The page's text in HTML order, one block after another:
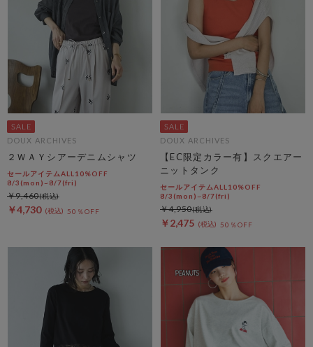
DOUX ARCHIVES
２ＷＡＹシアーデニムシャツ
セールアイテムALL10%OFF
8/3(mon)~8/7(fri)
￥4,730 50％OFF
￥9,460
DOUX ARCHIVES
【EC限定カラー有】スクエアー
ニットタンク
セールアイテムALL10%OFF
8/3(mon)~8/7(fri)
￥2,475 50％OFF
￥4,950